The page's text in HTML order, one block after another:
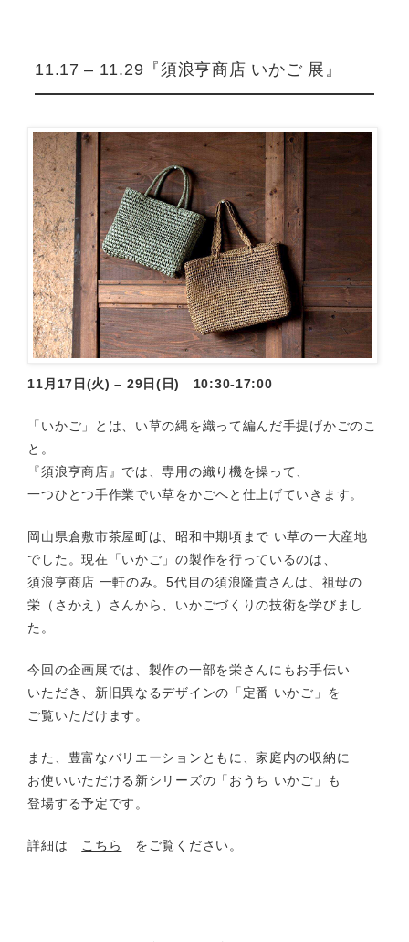
11.17 – 11.29『須浪亨商店 いかご 展』
11月17日(火) – 29日(日) 10:30-17:00
「いかご」とは、い草の縄を織って編んだ手提げかごのこ
と。
『須浪亨商店』では、専用の織り機を操って、
一つひとつ手作業でい草をかごへと仕上げていきます。
岡山県倉敷市茶屋町は、昭和中期頃まで い草の一大産地
でした。現在「いかご」の製作を行っているのは、
須浪亨商店 一軒のみ。5代目の須浪隆貴さんは、祖母の
栄（さかえ）さんから、いかごづくりの技術を学びまし
た。
今回の企画展では、製作の一部を栄さんにもお手伝い
いただき、新旧異なるデザインの「定番 いかご」を
ご覧いただけます。
また、豊富なバリエーションともに、家庭内の収納に
お使いいただける新シリーズの「おうち いかご」も
登場する予定です。
詳細は こちら をご覧ください。